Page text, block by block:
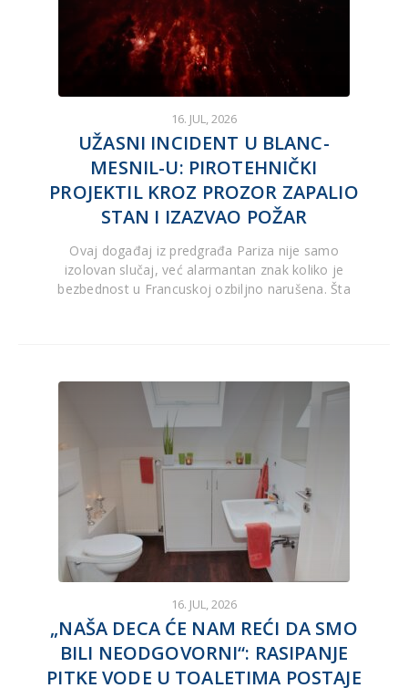
16. JUL, 2026
UŽASNI INCIDENT U BLANC-
MESNIL-U: PIROTEHNIČKI
PROJEKTIL KROZ PROZOR ZAPALIO
STAN I IZAZVAO POŽAR
Ovaj događaj iz predgrađa Pariza nije samo
izolovan slučaj, već alarmantan znak koliko je
bezbednost u Francuskoj ozbiljno narušena. Šta
16. JUL, 2026
„NAŠA DECA ĆE NAM REĆI DA SMO
BILI NEODGOVORNI“: RASIPANJE
PITKE VODE U TOALETIMA POSTAJE